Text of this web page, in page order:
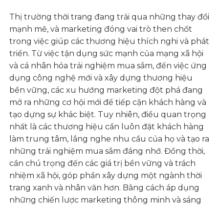
Thị trường thời trang đang trải qua những thay đổi
mạnh mẽ, và marketing đóng vai trò then chốt
trong việc giúp các thương hiệu thích nghi và phát
triển. Từ việc tận dụng sức mạnh của mạng xã hội
và cá nhân hóa trải nghiệm mua sắm, đến việc ứng
dụng công nghệ mới và xây dựng thương hiệu
bền vững, các xu hướng marketing đột phá đang
mở ra những cơ hội mới để tiếp cận khách hàng và
tạo dựng sự khác biệt. Tuy nhiên, điều quan trọng
nhất là các thương hiệu cần luôn đặt khách hàng
làm trung tâm, lắng nghe nhu cầu của họ và tạo ra
những trải nghiệm mua sắm đáng nhớ. Đồng thời,
cần chú trọng đến các giá trị bền vững và trách
nhiệm xã hội, góp phần xây dựng một ngành thời
trang xanh và nhân văn hơn. Bằng cách áp dụng
những chiến lược marketing thông minh và sáng